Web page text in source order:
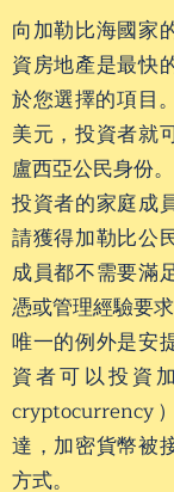
向加勒比海國家
資房地產是最快
於您選擇的項目
美元，投資者就
盧西亞公民身份。
投資者的家庭成
請獲得加勒比公
成員都不需要滿
憑或管理經驗要求
唯一的例外是安
資者可以投資
cryptocurrency
達，加密貨幣被
方式。